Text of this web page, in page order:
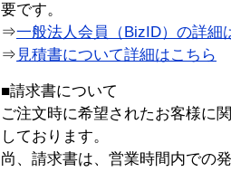
要です。
⇒一般法人会員（BizID）の詳細
⇒ 見積書について詳細はこちら
■請求書について
ご注文時に希望されたお客様に
しております。
尚、請求書は、営業時間内での